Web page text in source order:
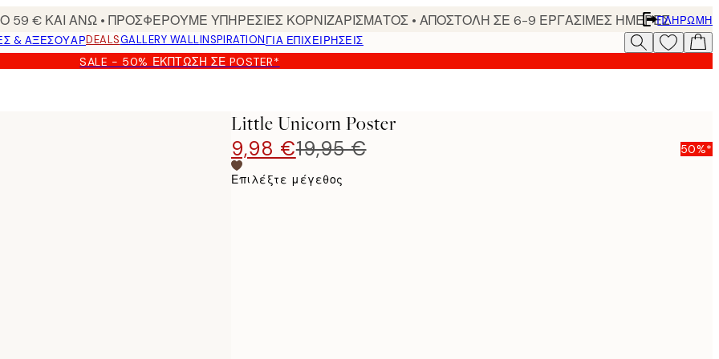
€ ΚΑΙ ΑΝΩ • ΠΡΟΣΦΕΡΟΥΜΕ ΥΠΗΡΕΣΙΕΣ ΚΟΡΝΙΖΑΡΙΣΜΑΤΟΣ • ΑΠΟΣΤΟΛΗ ΣΕ 6-9 ΕΡΓΑΣΙΜΕΣ ΗΜΕΡΕΣΠΛΗΡΩΜΉ
& ΑΞΕΣΟΥΆΡDEALSGALLERY WALLINSPIRATIONΓΙΑ ΕΠΙΧΕΙΡΗΣΕΙΣ
SALE - 50% ΈΚΠΤΩΣΗ ΣΕ POSTER*
Little Unicorn Poster
9,98 €19,95 € 50%*
Επιλέξτε μέγεθος